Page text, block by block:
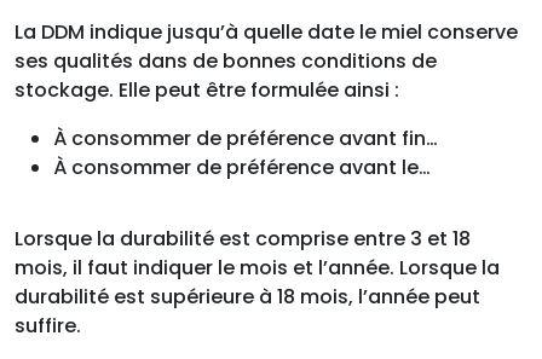
La DDM indique jusqu’à quelle date le miel conserve
ses qualités dans de bonnes conditions de
stockage. Elle peut être formulée ainsi :
À consommer de préférence avant fin…
À consommer de préférence avant le…
Lorsque la durabilité est comprise entre 3 et 18
mois, il faut indiquer le mois et l’année. Lorsque la
durabilité est supérieure à 18 mois, l’année peut
suffire.